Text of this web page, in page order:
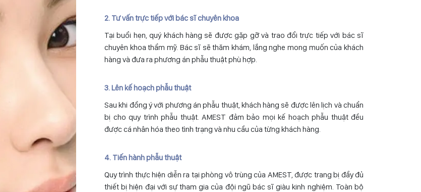
2. Tư vấn trực tiếp với bác sĩ chuyên khoa
Tại buổi hẹn, quý khách hàng sẽ được gặp gỡ và trao đổi trực tiếp với bác sĩ
chuyên khoa thẩm mỹ. Bác sĩ sẽ thăm khám, lắng nghe mong muốn của khách
hàng và đưa ra phương án phẫu thuật phù hợp.
3. Lên kế hoạch phẫu thuật
Sau khi đồng ý với phương án phẫu thuật, khách hàng sẽ được lên lịch và chuẩn
bị cho quy trình phẫu thuật. AMEST đảm bảo mọi kế hoạch phẫu thuật đều
được cá nhân hóa theo tình trạng và nhu cầu của từng khách hàng.
4. Tiến hành phẫu thuật
Quy trình thực hiện diễn ra tại phòng vô trùng của AMEST, được trang bị đầy đủ
thiết bị hiện đại với sự tham gia của đội ngũ bác sĩ giàu kinh nghiệm. Toàn bộ